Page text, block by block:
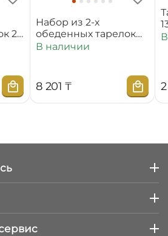
20
Набор из 2-х
обеденных тарелок
25,5 см
В наличии
8 201 ₸